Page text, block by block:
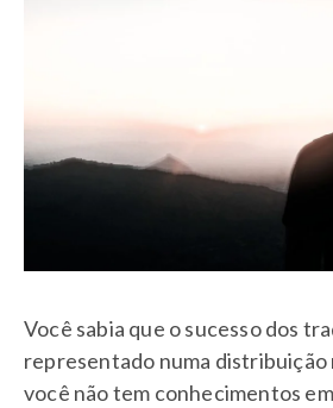
Você sabia que o sucesso dos
representado numa distribuição
você não tem conhecimentos